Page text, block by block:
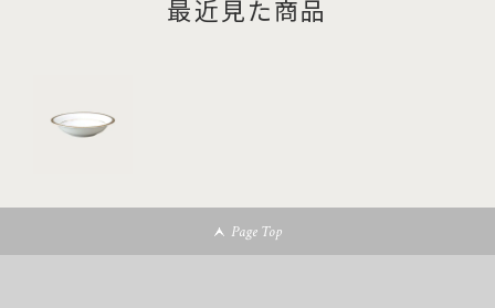
最近見た商品
Page Top